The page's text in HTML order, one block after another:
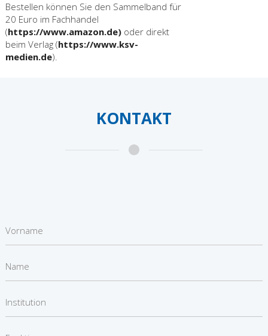
Bestellen können Sie den Sammelband für
20 Euro im Fachhandel
(https://www.amazon.de)oder direkt
beim Verlag (https://www.ksv-
medien.de).
KONTAKT